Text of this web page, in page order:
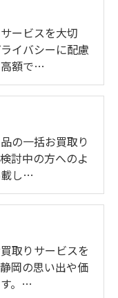
せ下さい。
ービスを大切
イバシーに配慮
高額で…
の一括お買取り
討中の方へのよ
載し…
取りサービスを
岡の思い出や価
。…